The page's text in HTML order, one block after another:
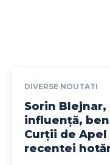
DIVERSE NOUTATI
Sorin
influență,
Curții de
recentei